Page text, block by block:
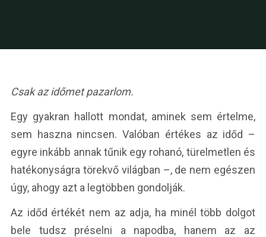
Csak az időmet pazarlom.
Egy gyakran hallott mondat, aminek sem értelme,
sem haszna nincsen. Valóban értékes az időd –
egyre inkább annak tűnik egy rohanó, türelmetlen és
hatékonyságra törekvő világban –, de nem egészen
úgy, ahogy azt a legtöbben gondolják.
Az időd értékét nem az adja, ha minél több dolgot
bele tudsz préselni a napodba, hanem az az